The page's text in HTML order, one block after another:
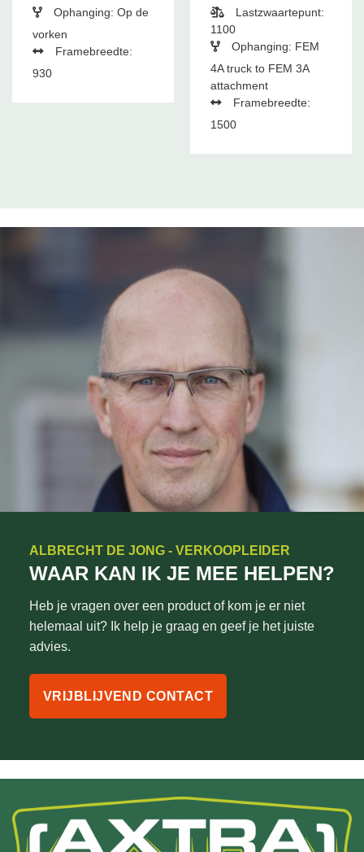
Ophanging: Op de
vorken
Framebreedte:
930
Lastzwaartepunt:
1100
Ophanging: FEM
4A truck to FEM 3A
attachment
Framebreedte:
1500
ALBRECHT DE JONG - VERKOOPLEIDER
WAAR KAN IK JE MEE HELPEN?
Heb je vragen over een product of kom je er niet
helemaal uit? Ik help je graag en geef je het juiste
advies.
VRIJBLIJVEND CONTACT